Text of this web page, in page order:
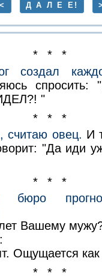
Д А Л Е Е!
* * *
создал
"
* * *
считаю овец. И
"Да иди
* * *
бюро
Вашему
Ощущается как
* * *